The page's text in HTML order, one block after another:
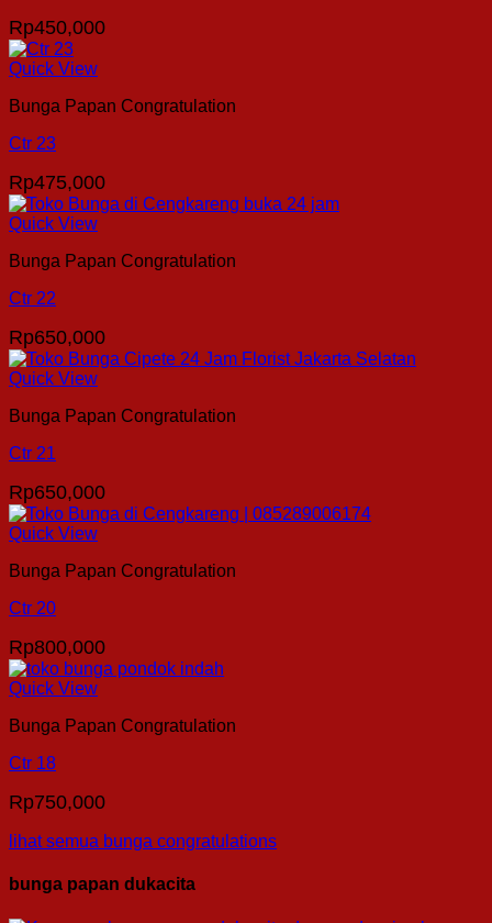
Rp450,000
Quick View
Bunga Papan Congratulation
Ctr 23
Rp475,000
Quick View
Bunga Papan Congratulation
Ctr 22
Rp650,000
Quick View
Bunga Papan Congratulation
Ctr 21
Rp650,000
Quick View
Bunga Papan Congratulation
Ctr 20
Rp800,000
Quick View
Bunga Papan Congratulation
Ctr 18
Rp750,000
lihat semua bunga congratulations
bunga papan dukacita